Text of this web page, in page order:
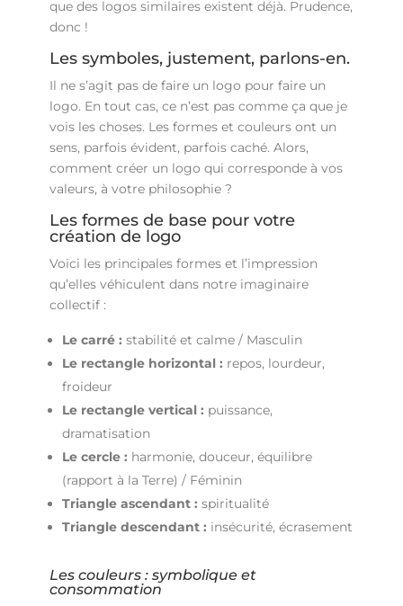
que des logos similaires existent déjà. Prudence,
donc !
Les symboles, justement, parlons-en.
Il ne s’agit pas de faire un logo pour faire un
logo. En tout cas, ce n’est pas comme ça que je
vois les choses. Les formes et couleurs ont un
sens, parfois évident, parfois caché. Alors,
comment créer un logo qui corresponde à vos
valeurs, à votre philosophie ?
Les formes de base pour votre
création de logo
Voici les principales formes et l’impression
qu’elles véhiculent dans notre imaginaire
collectif :
Le carré : stabilité et calme / Masculin
Le rectangle horizontal : repos, lourdeur,
froideur
Le rectangle vertical : puissance,
dramatisation
Le cercle : harmonie, douceur, équilibre
(rapport à la Terre) / Féminin
Triangle ascendant : spiritualité
Triangle descendant : insécurité, écrasement
Les couleurs : symbolique et
consommation